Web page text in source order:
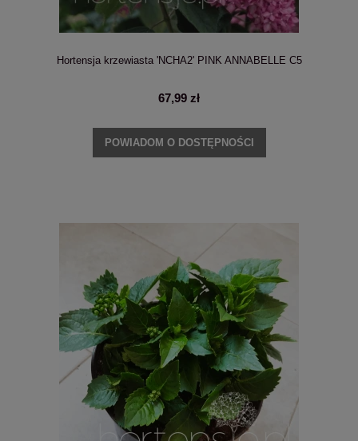
Hortensja krzewiasta 'NCHA2' PINK ANNABELLE C5
67,99 zł
POWIADOM O DOSTĘPNOŚCI